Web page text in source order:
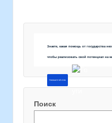
Знаете, какая помощь от государства
чтобы реализовать свой потенциал на
Напишите об этом
Поиск